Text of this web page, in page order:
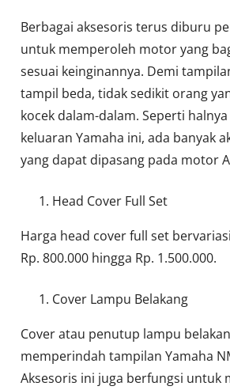
Berbagai aksesoris terus diburu
untuk memperoleh motor yang
sesuai keinginannya. Demi
tampil beda, tidak sedikit orang
kocek dalam-dalam. Seperti
keluaran Yamaha ini, ada banyak
yang dapat dipasang pada motor
Head Cover Full Set
Harga head cover full set
Rp. 800.000 hingga Rp. 1.500.000.
Cover Lampu Belakang
Cover atau penutup lampu
memperindah tampilan Yamaha
Aksesoris ini juga berfungsi untuk